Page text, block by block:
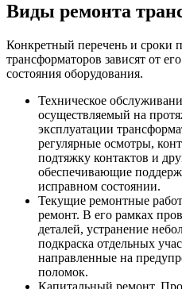
Виды ремонта
Конкретный перечень и сроки
трансформаторов зависят от
состояния оборудования.
Техническое
осуществляемый на
эксплуатации
регулярные осмотры,
подтяжку контактов и
обеспечивающие
исправном состоянии.
Текущие ремонтные
ремонт. В его рамках
деталей, устранение
подкраска отдельных
направленные на
поломок.